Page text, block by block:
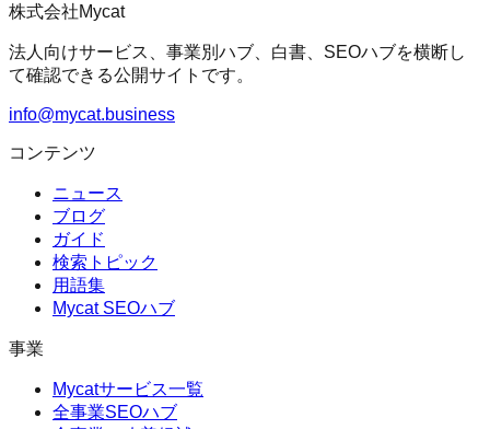
株式会社Mycat
法人向けサービス、事業別ハブ、白書、SEOハブを横断し
て確認できる公開サイトです。
info@mycat.business
コンテンツ
ニュース
ブログ
ガイド
検索トピック
用語集
Mycat SEOハブ
事業
Mycatサービス一覧
全事業SEOハブ